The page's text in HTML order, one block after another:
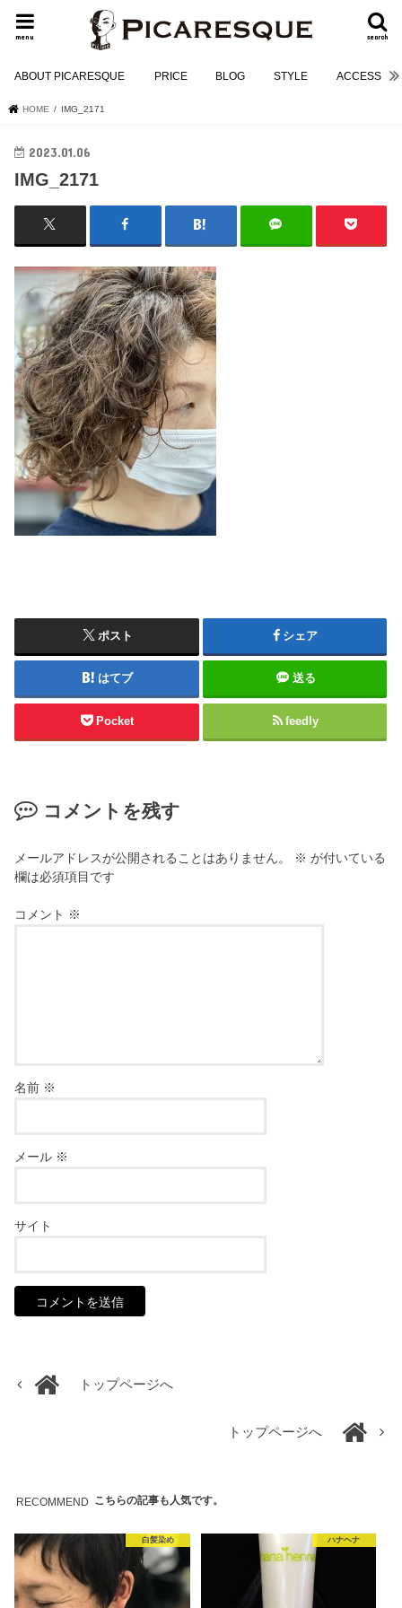
search
menu
ABOUT PICARESQUE PRICE BLOG STYLE ACCESS
HOME IMG_2171
2023.01.06
IMG_2171
ポスト シェア
はてブ 送る
Pocket feedly
コメントを残す
メールアドレスが公開されることはありません。 ※ が付いている
欄は必須項目です
コメント ※
名前 ※
メール ※
サイト
トップページへ
トップページへ
RECOMMEND こちらの記事も人気です。
白髪染め ハナヘナ